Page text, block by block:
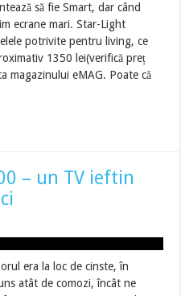
să fie Smart, dar când
ecrane mari. Star-Light
potrivite pentru living, ce
1350 lei(verifică preț
magazinului eMAG. Poate că
– un TV ieftin
era la loc de cinste, în
atât de comozi, încât ne